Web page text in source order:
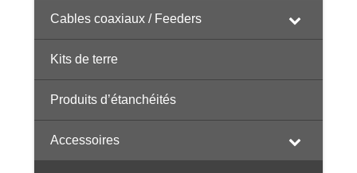
Cables coaxiaux / Feeders
Kits de terre
Produits d’étanchéités
Accessoires